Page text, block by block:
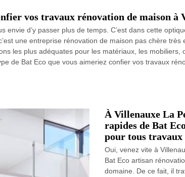
vos travaux rénovation de maison à
d’y passer plus de temps. C’est dans cette
une entreprise rénovation de maison pas chère
les plus adéquates pour les matériaux, les
de Bat Eco que vous aimeriez confier vos travaux
À Villenauxe La
rapides de Bat
pour tous travaux
Oui, venez vite à
Bat Eco artisan
domaine. De ce fait, il